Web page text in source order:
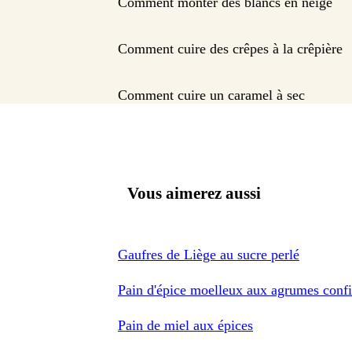
Comment cuire des crêpes à la crêpière
Comment cuire un caramel à sec
Vous aimerez aussi
Gaufres de Liège au sucre perlé
Pain d'épice moelleux aux agrumes
Pain de miel aux épices